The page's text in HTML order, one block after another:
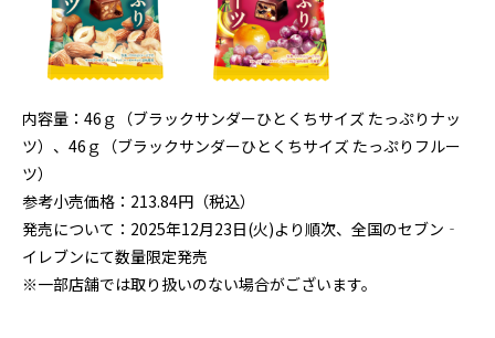
内容量：46ｇ（ブラックサンダーひとくちサイズ たっぷりナッ
ツ）、46ｇ（ブラックサンダーひとくちサイズ たっぷりフルー
ツ）
参考小売価格：213.84円（税込）
発売について：2025年12月23日(火)より順次、全国のセブン‐
イレブンにて数量限定発売
※一部店舗では取り扱いのない場合がございます。